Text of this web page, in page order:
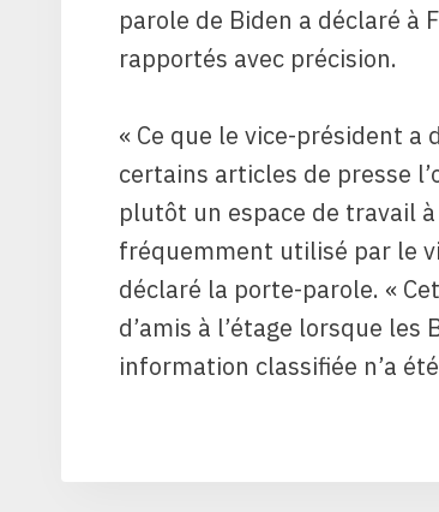
parole de Biden a déclaré à
rapportés avec précision.
« Ce que le vice-président a
certains articles de presse
plutôt un espace de travail
fréquemment utilisé par le
déclaré la porte-parole. «
d’amis à l’étage lorsque
information classifiée n’a